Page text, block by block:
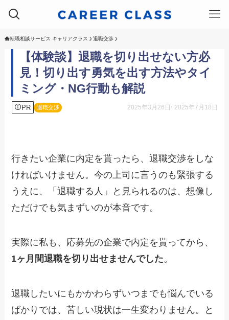
転職相談サービス キャリアクラス 退職交渉
【体験談】退職を切り出せない方必
見！切り出す勇気を出す方法やタイ
ミング・NG行動も解説
PR 退職交渉 2025年3月26日 2025年7月18日
行きたい企業に内定を貰ったら、退職交渉をしな
ければいけません。今の上司に言うのも緊張する
うえに、「退職する人」と見られるのは、想像し
ただけでも気まずいのが本音です。
実際に私も、応募先の企業で内定を貰ってから、
1ヶ月間退職を切り出せませんでした。
退職したいにもかかわらずいつまでも悩んでいる
ばかりでは、苦しい現状は一生変わりません。と